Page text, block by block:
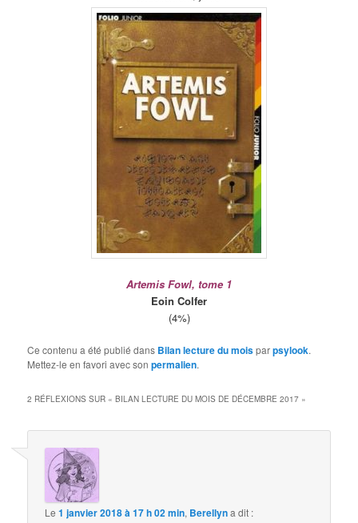
Artemis Fowl, tome 1
Eoin Colfer
(4%)
Ce contenu a été publié dans Bilan lecture du moisparpsylook.
Mettez-le en favori avec sonpermalien.
2 RÉFLEXIONS SUR «BILAN LECTURE DU MOIS DE DÉCEMBRE 2017 »
Le1 janvier 2018 à 17 h 02 min, Berellyna dit :